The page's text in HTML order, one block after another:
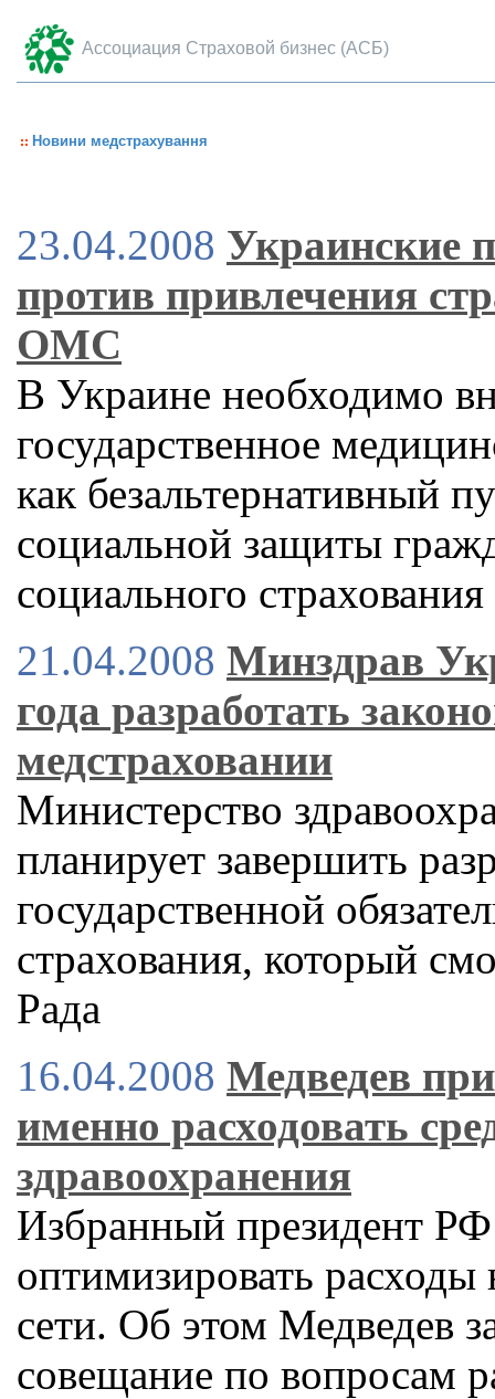
Ассоциация Страховой бизнес (АСБ)
Новини медстрахування
23.04.2008 Украинские
против привлечения
ОМС
В Украине необходимо
государственное
как безальтернативный
социальной защиты
социального страхования
21.04.2008 Минздрав
года разработать
медстраховании
Министерство
планирует завершить
государственной
страхования, который
Рада
16.04.2008 Медведев
именно расходовать
здравоохранения
Избранный президент
оптимизировать
сети. Об этом Медведев
совещание по вопросам